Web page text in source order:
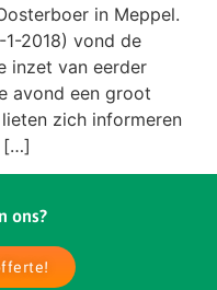
in Meppel.
2018) vond de
inzet van eerder
avond een groot
zich informeren
[…]
ons?